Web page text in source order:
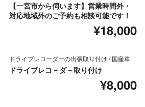
【一宮市から伺います】営業時間外・
対応地域外のご予約も相談可能です！
¥18,000
ドライブレコーダーの出張取り付け / 国産車
ドライブレコ－ダ－取り付け
¥8,000